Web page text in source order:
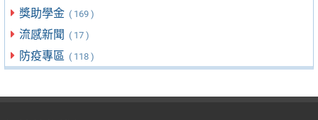
獎助學金 ( 169 )
流感新聞 ( 17 )
防疫專區 ( 118 )